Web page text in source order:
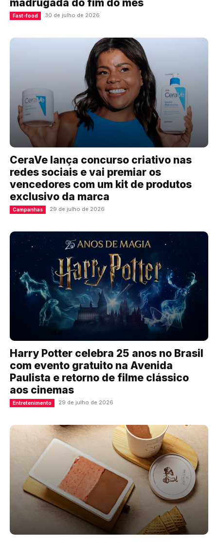
madrugada do fim do mês
Fast-food 30 de julho de 2026
CeraVe lança concurso criativo nas
redes sociais e vai premiar os
vencedores com um kit de produtos
exclusivo da marca
Campanhas 29 de julho de 2026
Harry Potter celebra 25 anos no Brasil
com evento gratuito na Avenida
Paulista e retorno de filme clássico
aos cinemas
Entretenimento 29 de julho de 2026